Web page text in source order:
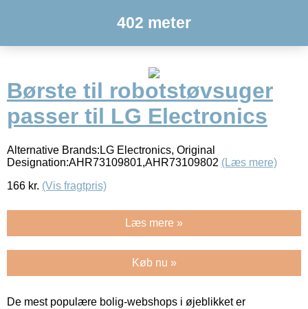
402 meter
Børste til robotstøvsuger
passer til LG Electronics
Alternative Brands:LG Electronics, Original
Designation:AHR73109801,AHR73109802 (Læs mere)
166 kr. (Vis fragtpris)
Læs mere »
Køb nu »
De mest populære bolig-webshops i øjeblikket er